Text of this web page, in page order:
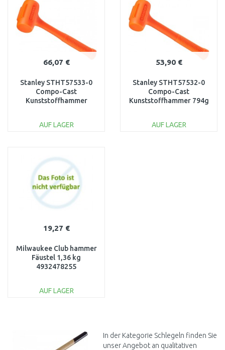
66,07 €
Stanley STHT57533-0
Compo-Cast
Kunststoffhammer
AUF LAGER
Vergleichen
53,90 €
Stanley STHT57532-0
Compo-Cast
Kunststoffhammer 794g
AUF LAGER
19,27 €
Milwaukee Club hammer
Fäustel 1,36 kg
4932478255
AUF LAGER
In der Kategorie Schlegeln finden Sie
unser Angebot an qualitativen